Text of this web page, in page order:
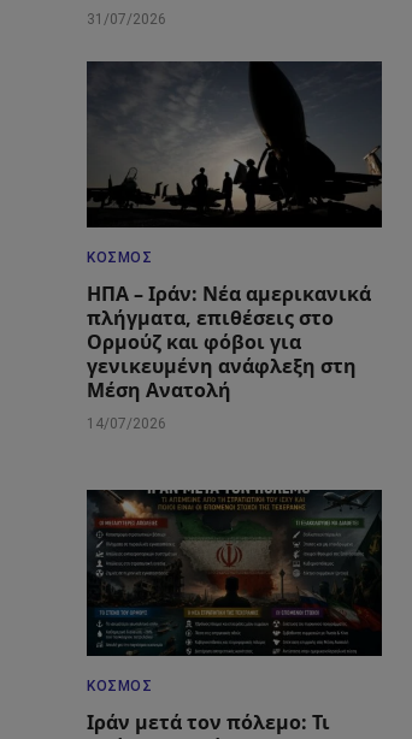
31/07/2026
ΚΌΣΜΟΣ
ΗΠΑ – Ιράν: Νέα αμερικανικά
πλήγματα, επιθέσεις στο
Ορμούζ και φόβοι για
γενικευμένη ανάφλεξη στη
Μέση Ανατολή
14/07/2026
ΚΌΣΜΟΣ
Ιράν μετά τον πόλεμο: Τι